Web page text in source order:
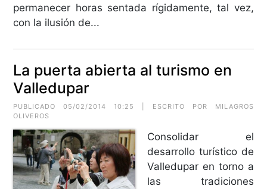
permanecer horas sentada rígidamente, tal vez,
con la ilusión de...
La puerta abierta al turismo en
Valledupar
PUBLICADO 05/02/2014 10:25 | ESCRITO POR MILAGROS
OLIVEROS
Consolidar el
desarrollo turístico de
Valledupar en torno a
las tradiciones